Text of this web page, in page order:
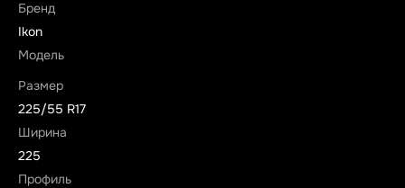
Бренд
Ikon
Модель
Размер
225/55 R17
Ширина
225
Профиль